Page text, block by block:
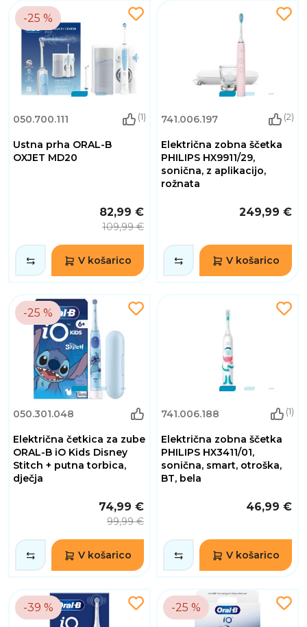
-25 %
050.700.111 (1)
Ustna prha ORAL-B
OXJET MD20
82,99 €
109,99 €
V košarico
741.006.197 (2)
Električna zobna ščetka
PHILIPS HX9911/29,
sonična, z aplikacijo,
rožnata
249,99 €
V košarico
-25 %
050.301.048
Električna četkica za zube
ORAL-B iO Kids Disney
Stitch + putna torbica,
dječja
74,99 €
99,99 €
V košarico
741.006.188 (1)
Električna zobna ščetka
PHILIPS HX3411/01,
sonična, smart, otroška,
BT, bela
46,99 €
V košarico
-39 % -25 %